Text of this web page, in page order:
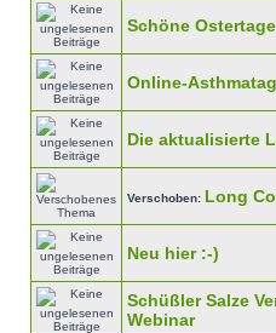
Schöne
Online-
Die aktualisierte
Verschoben: Long
Neu hier :-)
Schüßler Salze
Webinar